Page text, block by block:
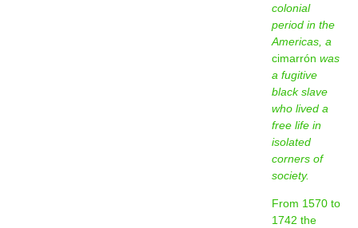
colonial
period in the
Americas, a
cimarrón was
a fugitive
black slave
who lived a
free life in
isolated
corners of
society.
From 1570 to
1742 the